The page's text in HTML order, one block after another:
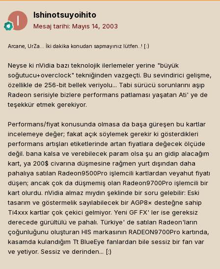
Ishinotsuyoihito
Mesaj tarihi: Mayıs 14, 2003
Arcane, UrZa... İki dakika konudan sapmayınız lütfen..! [:)
Neyse ki nVidia bazı teknolojik ilerlemeler yerine "büyük
soğutucu+overclock" tekniğinden vazgeçti. Bu sevindirici gelişme,
özellikle de 256-bit bellek veriyolu... Tabi sürücü sorunlarını aşıp
Radeon serisiyle bizlere performans patlaması yaşatan Ati' ye de
teşekkür etmek gerekiyor.
Performans/fiyat konusunda olmasa da başa güreşen bu kartlar
incelemeye değer; fakat açık söylemek gerekir ki gösterdikleri
performans artışları etiketlerinde artan fiyatlara değecek ölçüde
değil. bana kalsa ve verebilecek param olsa şu an gidip alacağım
kart, ya 200$ civarına düşmesine rağmen yurt dışından daha
pahalıya satılan Radeon9500Pro işlemcili kartlardan veyahut fiyatı
düşen; ancak çok da düşmemiş olan Radeon9700Pro işlemcili bir
kart olurdu. nVidia almaz mıydın şeklinde bir soru gelebilir: Eski
tasarım ve göstermelik sayılabilecek bir AGP8× desteğne sahip
Ti4xxx kartlar çok çekici gelmiyor. Yeni GF FX' ler ise gereksiz
derecede gürültülü ve pahalı. Türkiye' de satılan Radeon'ların
çoğunluğunu oluşturan HIS markasının RADEON9700Pro kartında,
kasamda kulandığım Tt BlueEye fanlardan bile sessiz bir fan var
ve yetiyor. Sessiz ve derinden... [:)